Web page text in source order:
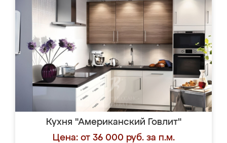
Кухня "Американский Говлит"
Цена: от 36 000 руб. за п.м.